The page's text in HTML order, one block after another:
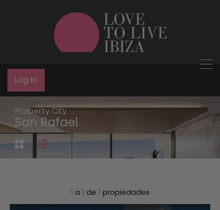
Log In
Property City
San Rafael
1 a 1 de 1 propiedades